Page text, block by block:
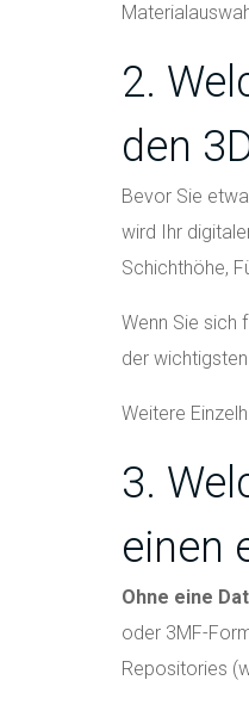
2.
den
Bevor Sie
wird Ihr
Schichthöhe,
Wenn Sie sich
der
Weitere
3.
einen
Ohne eine
oder 3MF-
Repositories